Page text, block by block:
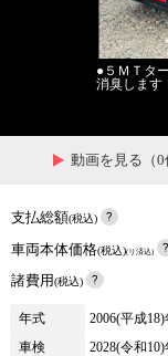
●５ＭＴタ
消臭します
動画を見る（0
支払総額(税込)
車両本体価格(税込)(リ済込)
諸費用(税込)
年式 2006(平成18)
車検
2028(令和10)